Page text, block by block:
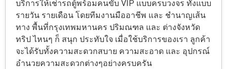
บริการให้เช่ารถตู้พร้อมคนขับ VIP แบบครบวงจร ทั้งแบบ
รายวัน รายเดือน โดยทีมงานมืออาชีพ และ ชำนาญเส้น
ทาง พื้นที่กรุงเทพมหานคร ปริมณฑล และ ต่างจังหวัด
ทริป ไหนๆ ก็ สนุก ประทับใจ เมื่อใช้บริการของเรา ลูกค้า
จะได้รับทั้งความสะดวกสบาย ความสะอาด และ อุปกรณ์
อำนวยความสะดวกต่างๆอย่างครบครัน